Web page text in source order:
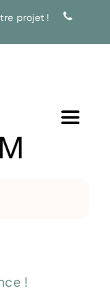
projet !
Toggle
!